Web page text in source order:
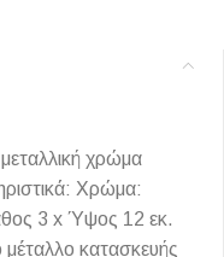
χρώμα
Χρώμα:
3 x Ύψος 12 εκ.
κατασκευής